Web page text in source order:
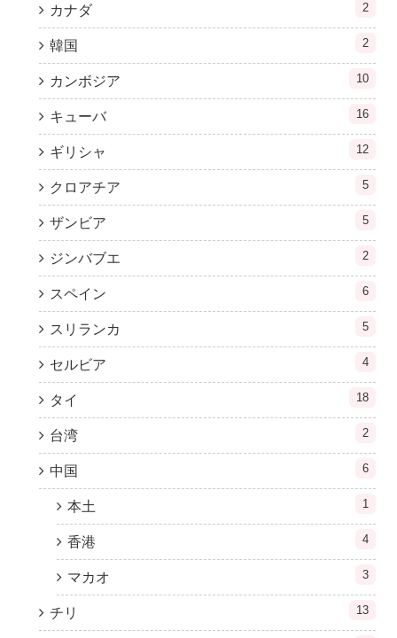
カナダ 2
韓国 2
カンボジア 10
キューバ 16
ギリシャ 12
クロアチア 5
ザンビア 5
ジンバブエ 2
スペイン 6
スリランカ 5
セルビア 4
タイ 18
台湾 2
中国 6
本土 1
香港 4
マカオ 3
チリ 13